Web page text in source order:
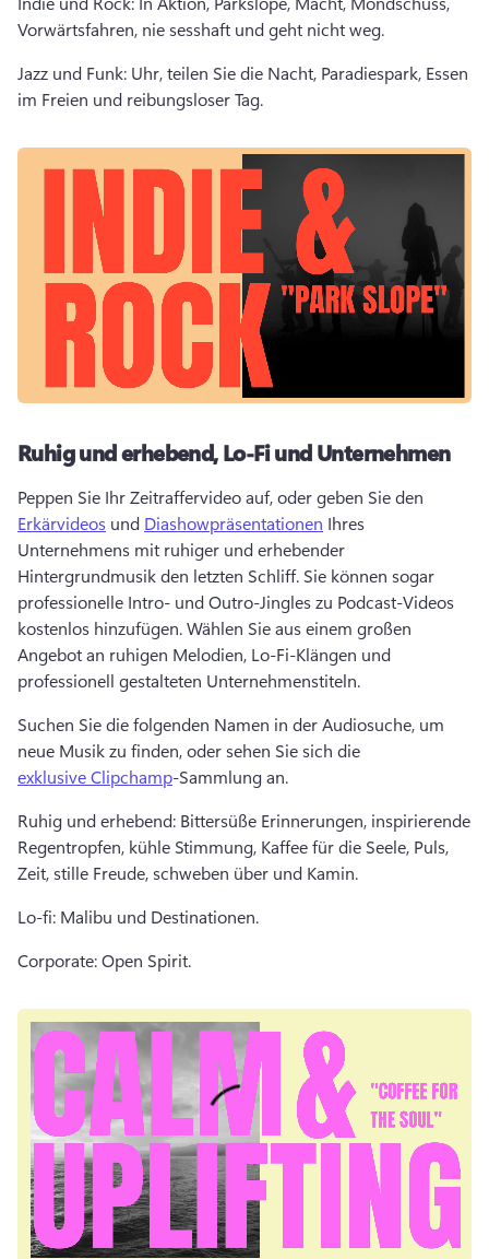
Vorwärtsfahren, nie sesshaft und geht nicht weg.
Jazz und Funk: Uhr, teilen Sie die Nacht, Paradiespark, Essen
im Freien und reibungsloser Tag.
Ruhig und erhebend, Lo-Fi und Unternehmen
Peppen Sie Ihr Zeitraffervideo auf, oder geben Sie den
Erkärvideos und Diashowpräsentationen Ihres
Unternehmens mit ruhiger und erhebender
Hintergrundmusik den letzten Schliff. Sie können sogar
professionelle Intro- und Outro-Jingles zu Podcast-Videos
kostenlos hinzufügen. Wählen Sie aus einem großen
Angebot an ruhigen Melodien, Lo-Fi-Klängen und
professionell gestalteten Unternehmenstiteln.
Suchen Sie die folgenden Namen in der Audiosuche, um
neue Musik zu finden, oder sehen Sie sich die
exklusive Clipchamp-Sammlung an.
Ruhig und erhebend: Bittersüße Erinnerungen, inspirierende
Regentropfen, kühle Stimmung, Kaffee für die Seele, Puls,
Zeit, stille Freude, schweben über und Kamin.
Lo-fi: Malibu und Destinationen.
Corporate: Open Spirit.